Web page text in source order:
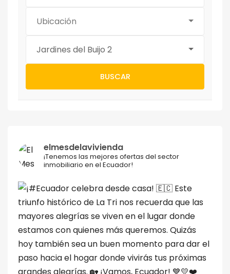
Ubicación
Jardines del Buijo 2
BUSCAR
elmesdelavivienda
¡Tenemos las mejores ofertas del sector
inmobiliario en el Ecuador!